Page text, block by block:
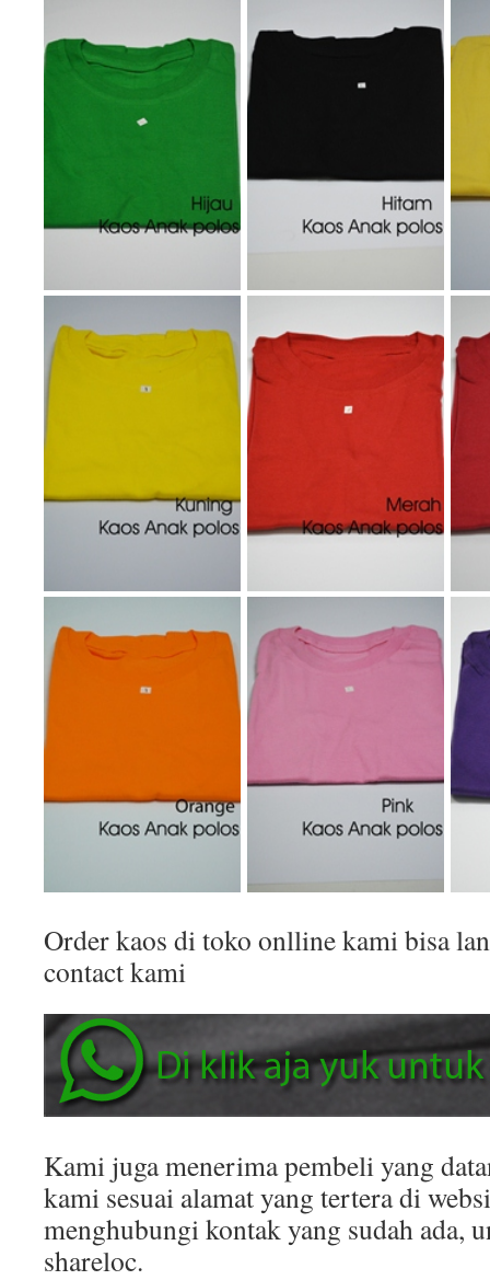
Order kaos di toko onlline kami bisa
contact kami
Kami juga menerima pembeli yang
kami sesuai alamat yang tertera di
menghubungi kontak yang sudah ada,
shareloc.